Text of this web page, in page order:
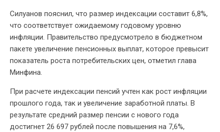
Силуанов пояснил, что размер индексации составит 6,8%,
что соответствует ожидаемому годовому уровню
инфляции. Правительство предусмотрело в бюджетном
пакете увеличение пенсионных выплат, которое превысит
показатель роста потребительских цен, отметил глава
Минфина.
При расчете индексации пенсий учтен как рост инфляции
прошлого года, так и увеличение заработной платы. В
результате средний размер пенсии с нового года
достигнет 26 697 рублей после повышения на 7,6%,